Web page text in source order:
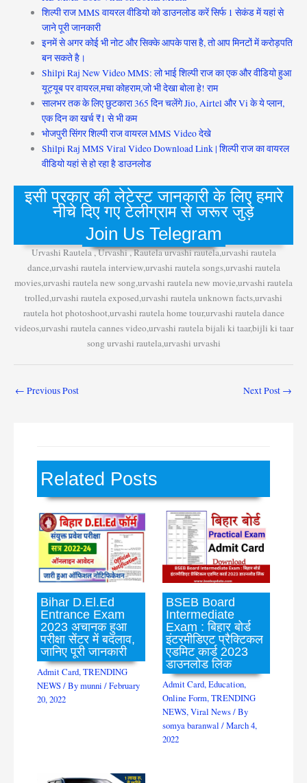
शिल्पी राज MMS वायरल वीडियो को डाउनलोड करें सिर्फ 1 सेकंड में यहां से
जाने पूरी जानकारी
इनमें से अगर कोई भी नोट और सिक्के आपके पास है, तो आप मिनटों में करोड़पति
बन सकते है।
Shilpi Raj New Video MMS: लो भाई शिल्पी राज का एक और वीडियो हुआ
यूट्यूब पर वायरल,मचा कोहराम,जो भी देखा बोला हे! राम
सालभर तक के लिए छुटकारा 365 दिन चलेंगे Jio, Airtel और Vi के ये प्लान,
एक दिन का खर्च ₹1 से भी कम
भोजपुरी सिंगर शिल्पी राज वायरल MMS Video देखे
Shilpi Raj MMS Viral Video Download Link | शिल्पी राज का वायरल
वीडियो यहां से हो रहा है डाउनलोड
इसी प्रकार की लेटेस्ट जानकारी के लिए हमारे
नीचे दिए गए टेलीग्राम से जरूर जुड़े
Join Us Telegram
Urvashi Rautela , Urvashi , Rautela urvashi rautela,urvashi rautela
dance,urvashi rautela interview,urvashi rautela songs,urvashi rautela
movies,urvashi rautela new song,urvashi rautela new movie,urvashi rautela
trolled,urvashi rautela exposed,urvashi rautela unknown facts,urvashi
rautela hot photoshoot,urvashi rautela home tour,urvashi rautela dance
videos,urvashi rautela cannes video,urvashi rautela bijali ki taar,bijli ki taar
song urvashi rautela,urvashi urvashi
← Previous Post Next Post →
Related Posts
Bihar D.El.Ed
Entrance Exam
2023 अचानक हुआ
परीक्षा सेंटर में बदलाव,
जानिए पूरी जानकारी
Admit Card,TRENDING
NEWS/ Bymunni/February
20, 2022
BSEB Board
Intermediate
Exam : बिहार बोर्ड
इंटरमीडिएट प्रैक्टिकल
एडमिट कार्ड 2023
डाउनलोड लिंक
Admit Card,Education,
Online Form,TRENDING
NEWS,Viral News/ By
somya baranwal /March 4,
2022